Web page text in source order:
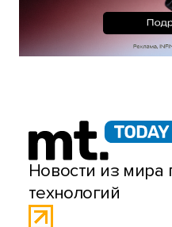
Новости из мира
технологий